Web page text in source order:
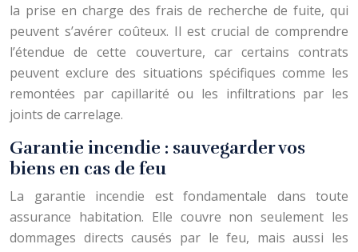
la prise en charge des frais de recherche de fuite, qui
peuvent s’avérer coûteux. Il est crucial de comprendre
l’étendue de cette couverture, car certains contrats
peuvent exclure des situations spécifiques comme les
remontées par capillarité ou les infiltrations par les
joints de carrelage.
Garantie incendie : sauvegarder vos
biens en cas de feu
La garantie incendie est fondamentale dans toute
assurance habitation. Elle couvre non seulement les
dommages directs causés par le feu, mais aussi les